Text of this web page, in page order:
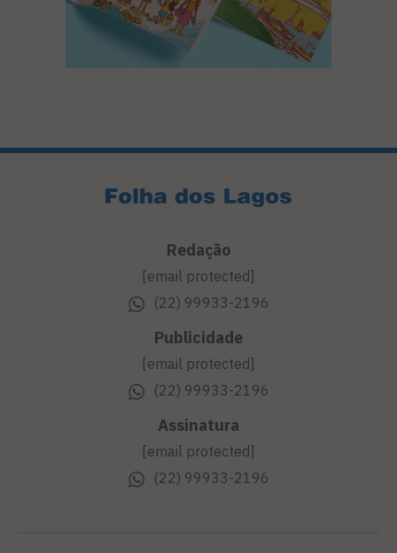
Redação
[email protected]
(22) 99933-2196
Publicidade
[email protected]
(22) 99933-2196
Assinatura
[email protected]
(22) 99933-2196